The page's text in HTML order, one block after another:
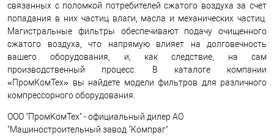
связанных с поломкой потребителей сжатого воздуха за счет
попадания в них частиц влаги, масла и механических частиц.
Магистральные фильтры обеспечивают подачу очищенного
сжатого воздуха, что напрямую влияет на долговечность
вашего оборудования, и, как следствие, на сам
производственный процесс. В каталоге компании
«ПромКомТех» вы найдете модели фильтров для различного
компрессорного оборудования.
ООО "ПромКомТех" - официальный дилер АО
"Машиностроительный завод "Компраг"